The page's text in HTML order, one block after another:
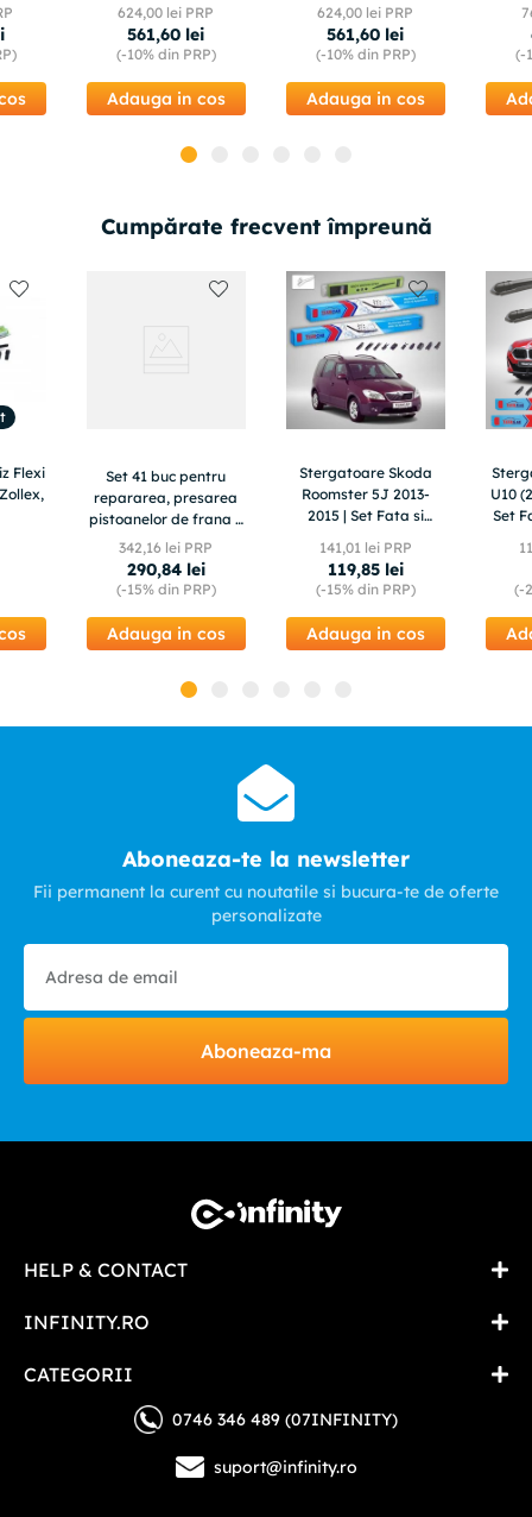
624,00 lei PRP
561,60 lei
(-10%din PRP)
Adauga in cos
624,00 lei PRP
561,60 lei
(-10%din PRP)
Adauga in cos
(-
Cumpărate frecvent împreună
Flexi
Set 41 buc pentru
repararea, presarea
pistoanelor de frana +
valiza, TA1374
342,16 lei PRP
290,84 lei
(-15%din PRP)
Adauga in cos
Stergatoare Skoda
Roomster 5J 2013-
2015 | Set Fata si
141,01lei PRP
119,85 lei
(-15%din PRP)
Adauga in cos
U10
Set
(-
Aboneaza-te la newsletter
Fii permanent la curent cu noutatile si bucura-te de oferte
personalizate
Aboneaza-ma
HELP & CONTACT
INFINITY.RO
CATEGORII
0746 346 489 (07INFINITY)
suport@infinity.ro